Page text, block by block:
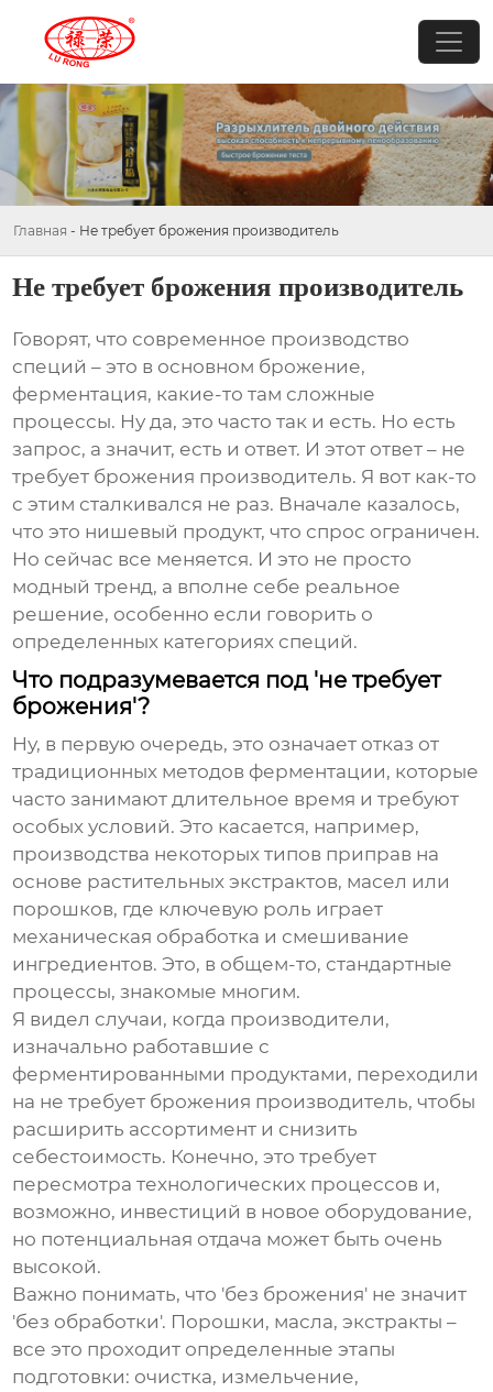
Главная - Не требует брожения производитель
Не требует брожения производитель
Говорят, что современное производство
специй – это в основном брожение,
ферментация, какие-то там сложные
процессы. Ну да, это часто так и есть. Но есть
запрос, а значит, есть и ответ. И этот ответ – не
требует брожения производитель. Я вот как-то
с этим сталкивался не раз. Вначале казалось,
что это нишевый продукт, что спрос ограничен.
Но сейчас все меняется. И это не просто
модный тренд, а вполне себе реальное
решение, особенно если говорить о
определенных категориях специй.
Что подразумевается под 'не требует
брожения'?
Ну, в первую очередь, это означает отказ от
традиционных методов ферментации, которые
часто занимают длительное время и требуют
особых условий. Это касается, например,
производства некоторых типов приправ на
основе растительных экстрактов, масел или
порошков, где ключевую роль играет
механическая обработка и смешивание
ингредиентов. Это, в общем-то, стандартные
процессы, знакомые многим.
Я видел случаи, когда производители,
изначально работавшие с
ферментированными продуктами, переходили
на не требует брожения производитель, чтобы
расширить ассортимент и снизить
себестоимость. Конечно, это требует
пересмотра технологических процессов и,
возможно, инвестиций в новое оборудование,
но потенциальная отдача может быть очень
высокой.
Важно понимать, что 'без брожения' не значит
'без обработки'. Порошки, масла, экстракты –
все это проходит определенные этапы
подготовки: очистка, измельчение,